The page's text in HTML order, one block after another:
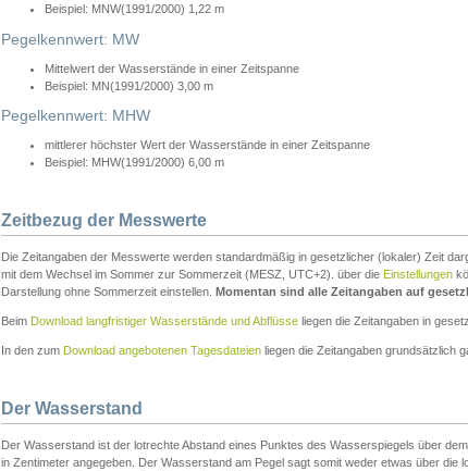
Beispiel: MNW(1991/2000) 1,22 m
Pegelkennwert: MW
Mittelwert der Wasserstände in einer Zeitspanne
Beispiel: MN(1991/2000) 3,00 m
Pegelkennwert: MHW
mittlerer höchster Wert der Wasserstände in einer Zeitspanne
Beispiel: MHW(1991/2000) 6,00 m
Zeitbezug der Messwerte
Die Zeitangaben der Messwerte werden standardmäßig in gesetzlicher (lokaler) Zeit
mit dem Wechsel im Sommer zur Sommerzeit (MESZ, UTC+2). über die Einstellungen
Darstellung ohne Sommerzeit einstellen. Momentan sind alle Zeitangaben auf
Beim Download langfristiger Wasserstände und Abflüsse liegen die Zeitangaben in
In den zum Download angebotenen Tagesdateien liegen die Zeitangaben grundsätzlich
Der Wasserstand
Der Wasserstand ist der lotrechte Abstand eines Punktes des Wasserspiegels über dem
in Zentimeter angegeben. Der Wasserstand am Pegel sagt somit weder etwas über die